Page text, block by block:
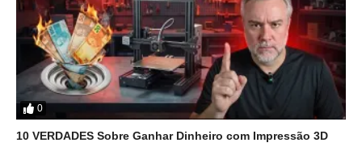
0
10 VERDADES Sobre Ganhar Dinheiro com Impressão 3D